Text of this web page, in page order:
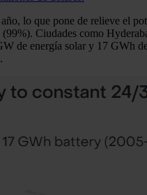
lo que pone de relieve el
Ciudades como
energía solar y 17 GWh